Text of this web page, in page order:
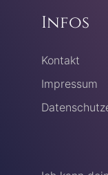
Infos
Kontakt
Impressum